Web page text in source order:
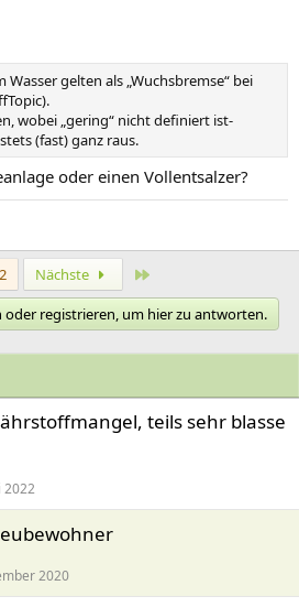
Wasser gelten als „Wuchsbremse“ bei
wobei „gering“ nicht definiert ist-
(fast) ganz raus.
oder einen Vollentsalzer?
Nächste
oder registrieren, um hier zu antworten.
teils sehr blasse
2022
2020